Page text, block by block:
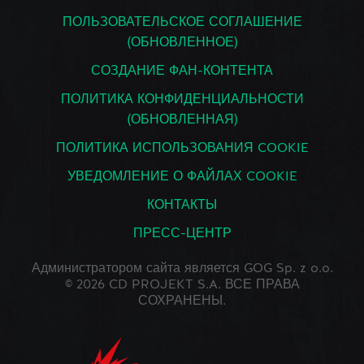
ПОЛЬЗОВАТЕЛЬСКОЕ СОГЛАШЕНИЕ
(ОБНОВЛЕННОЕ)
СОЗДАНИЕ ФАН-КОНТЕНТА
ПОЛИТИКА КОНФИДЕНЦИАЛЬНОСТИ
(ОБНОВЛЕННАЯ)
ПОЛИТИКА ИСПОЛЬЗОВАНИЯ COOKIE
УВЕДОМЛЕНИЕ О ФАЙЛАХ COOKIE
КОНТАКТЫ
ПРЕСС-ЦЕНТР
Администратором сайта является GOG Sp. z o.o.
© 2026 CD PROJEKT S.A. ВСЕ ПРАВА
СОХРАНЕНЫ.